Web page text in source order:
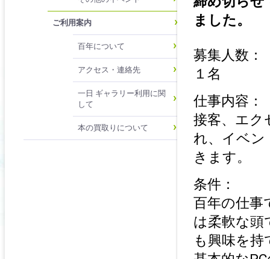
ご利用案内
百年について
アクセス・連絡先
一日 ギャラリー利用に関
して
本の買取りについて
ました。
募集人数：
１名
仕事内容：
接客、エク
れ、イベン
きます。
条件：
百年の仕事
は柔軟な頭
も興味を